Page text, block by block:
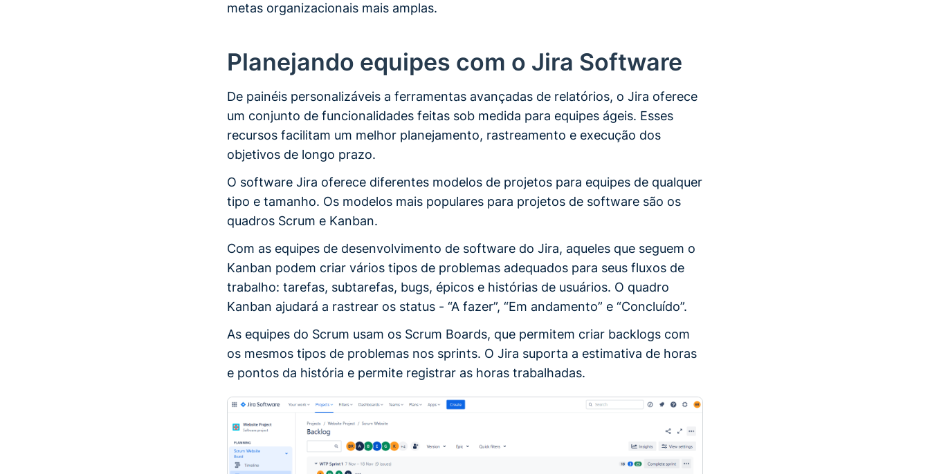
metas organizacionais mais amplas.
Planejando equipes com o Jira Software
De painéis personalizáveis a ferramentas avançadas de relatórios, o Jira oferece
um conjunto de funcionalidades feitas sob medida para equipes ágeis. Esses
recursos facilitam um melhor planejamento, rastreamento e execução dos
objetivos de longo prazo.
O software Jira oferece diferentes modelos de projetos para equipes de qualquer
tipo e tamanho. Os modelos mais populares para projetos de software são os
quadros Scrum e Kanban.
Com as equipes de desenvolvimento de software do Jira, aqueles que seguem o
Kanban podem criar vários tipos de problemas adequados para seus fluxos de
trabalho: tarefas, subtarefas, bugs, épicos e histórias de usuários. O quadro
Kanban ajudará a rastrear os status - “A fazer”, “Em andamento” e “Concluído”.
As equipes do Scrum usam os Scrum Boards, que permitem criar backlogs com
os mesmos tipos de problemas nos sprints. O Jira suporta a estimativa de horas
e pontos da história e permite registrar as horas trabalhadas.